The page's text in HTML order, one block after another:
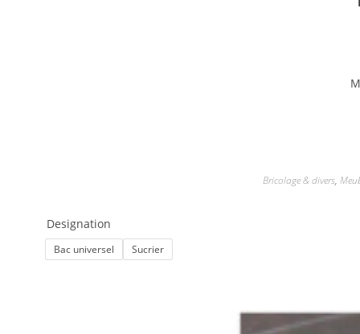
Bricolage & divers,
Designation
Bac universel Sucrier